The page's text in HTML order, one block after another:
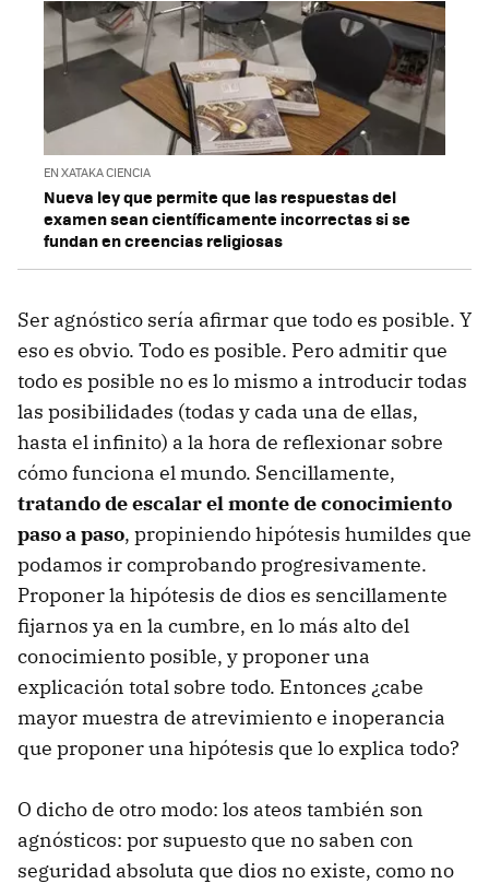
EN XATAKA CIENCIA
Nueva ley que permite que las respuestas del
examen sean científicamente incorrectas si se
fundan en creencias religiosas
Ser agnóstico sería afirmar que todo es posible. Y
eso es obvio. Todo es posible. Pero admitir que
todo es posible no es lo mismo a introducir todas
las posibilidades (todas y cada una de ellas,
hasta el infinito) a la hora de reflexionar sobre
cómo funciona el mundo. Sencillamente,
tratando de escalar el monte de conocimiento
paso a paso, propiniendo hipótesis humildes que
podamos ir comprobando progresivamente.
Proponer la hipótesis de dios es sencillamente
fijarnos ya en la cumbre, en lo más alto del
conocimiento posible, y proponer una
explicación total sobre todo. Entonces ¿cabe
mayor muestra de atrevimiento e inoperancia
que proponer una hipótesis que lo explica todo?
O dicho de otro modo: los ateos también son
agnósticos: por supuesto que no saben con
seguridad absoluta que dios no existe, como no